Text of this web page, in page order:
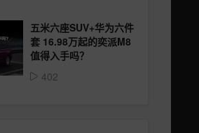
五米六座SUV+华为六件
套 16.98万起的奕派M8
值得入手吗？
402